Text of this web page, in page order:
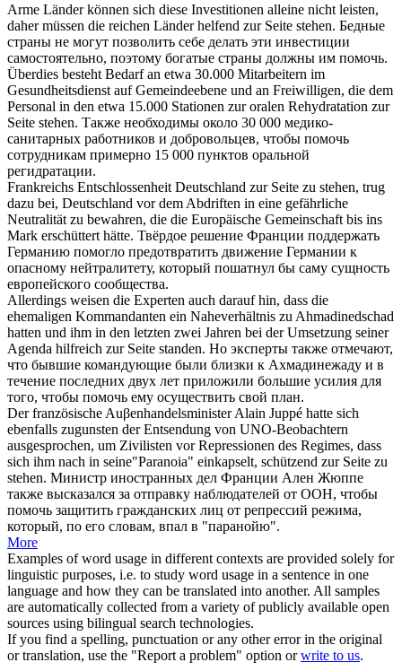
Arme Länder können sich diese Investitionen alleine nicht leisten,
daher müssen die reichen Länder helfend zur Seite stehen. Бедные
страны не могут позволить себе делать эти инвестиции
самостоятельно, поэтому богатые страны должны им помочь.
Überdies besteht Bedarf an etwa 30.000 Mitarbeitern im
Gesundheitsdienst auf Gemeindeebene und an Freiwilligen, die dem
Personal in den etwa 15.000 Stationen zur oralen Rehydratation zur
Seite stehen. Также необходимы около 30 000 медико-
санитарных работников и добровольцев, чтобы помочь
сотрудникам примерно 15 000 пунктов оральной
регидратации.
Frankreichs Entschlossenheit Deutschland zur Seite zu stehen, trug
dazu bei, Deutschland vor dem Abdriften in eine gefährliche
Neutralität zu bewahren, die die Europäische Gemeinschaft bis ins
Mark erschüttert hätte. Твёрдое решение Франции поддержать
Германию помогло предотвратить движение Германии к
опасному нейтралитету, который пошатнул бы саму сущность
европейского сообщества.
Allerdings weisen die Experten auch darauf hin, dass die
ehemaligen Kommandanten ein Naheverhältnis zu Ahmadinedschad
hatten und ihm in den letzten zwei Jahren bei der Umsetzung seiner
Agenda hilfreich zur Seite standen. Но эксперты также отмечают,
что бывшие командующие были близки к Ахмадинежаду и в
течение последних двух лет приложили большие усилия для
того, чтобы помочь ему осуществить свой план.
Der französische Auβenhandelsminister Alain Juppé hatte sich
ebenfalls zugunsten der Entsendung von UNO-Beobachtern
ausgesprochen, um Zivilisten vor Repressionen des Regimes, dass
sich ihm nach in seine"Paranoia" einkapselt, schützend zur Seite zu
stehen. Министр иностранных дел Франции Ален Жюппе
также высказался за отправку наблюдателей от ООН, чтобы
помочь защитить гражданских лиц от репрессий режима,
который, по его словам, впал в "паранойю".
More
Examples of word usage in different contexts are provided solely for
linguistic purposes, i.e. to study word usage in a sentence in one
language and how they can be translated into another. All samples
are automatically collected from a variety of publicly available open
sources using bilingual search technologies.
If you find a spelling, punctuation or any other error in the original
or translation, use the "Report a problem" option orwrite to us.